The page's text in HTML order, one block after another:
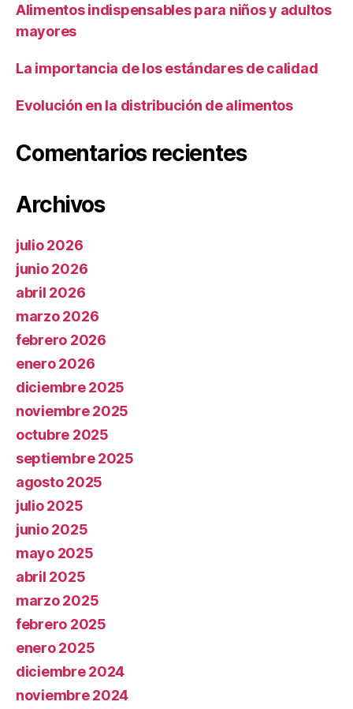
Alimentos indispensables para niños y adultos
mayores
La importancia de los estándares de calidad
Evolución en la distribución de alimentos
Comentarios recientes
Archivos
julio 2026
junio 2026
abril 2026
marzo 2026
febrero 2026
enero 2026
diciembre 2025
noviembre 2025
octubre 2025
septiembre 2025
agosto 2025
julio 2025
junio 2025
mayo 2025
abril 2025
marzo 2025
febrero 2025
enero 2025
diciembre 2024
noviembre 2024